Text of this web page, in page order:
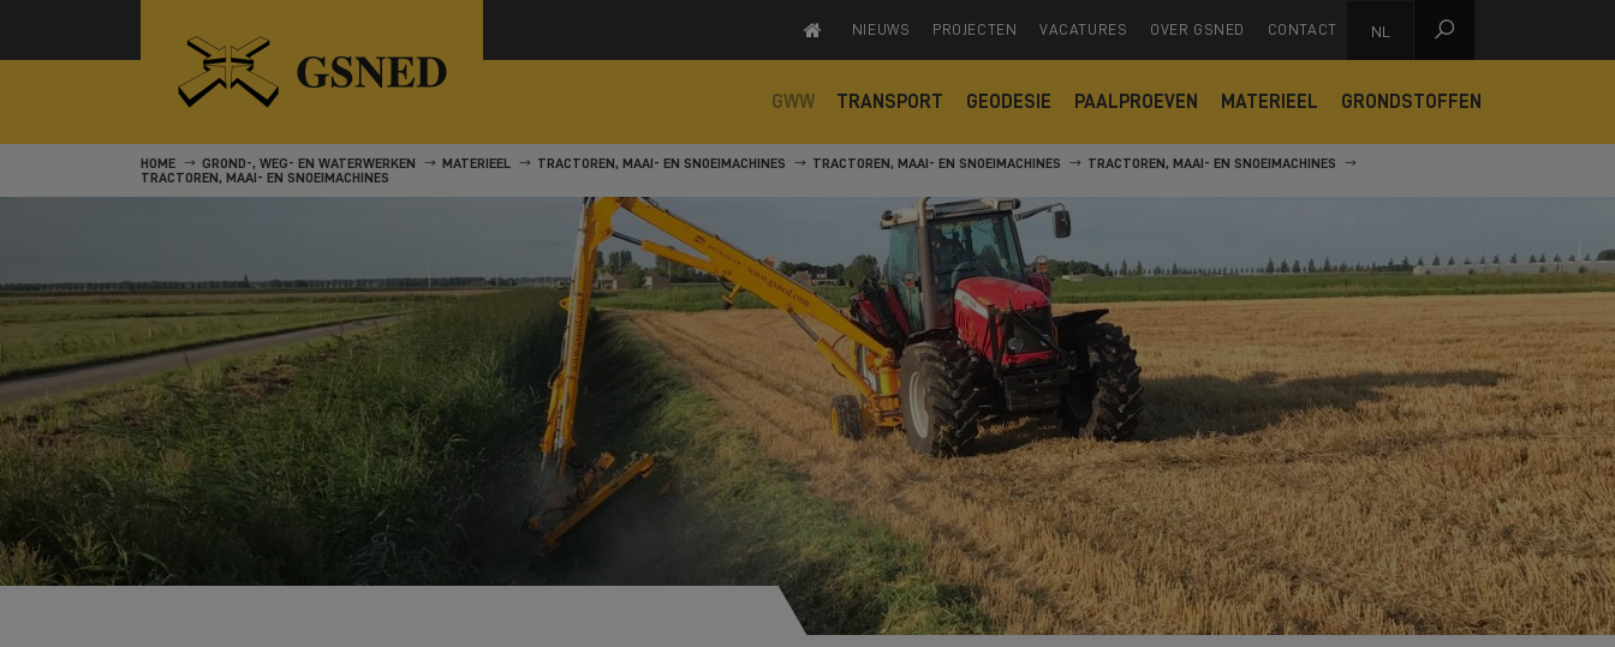
NIEUWS PROJECTEN VACATURES OVER GSNED CONTACT NL 
GWW TRANSPORT GEODESIE PAALPROEVEN MATERIEEL GRONDSTOFFEN
HOME GROND-, WEG- EN WATERWERKEN MATERIEEL TRACTOREN, MAAI- EN SNOEIMACHINES TRACTOREN, MAAI- EN SNOEIMACHINES
TRACTOREN, MAAI- EN SNOEIMACHINES
TRACTOREN, MAAI- EN SNOEIMACHINES